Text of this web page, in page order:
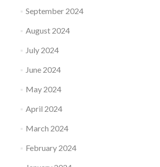
September 2024
August 2024
July 2024
June 2024
May 2024
April 2024
March 2024
February 2024